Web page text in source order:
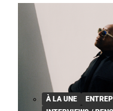
À LA UNE